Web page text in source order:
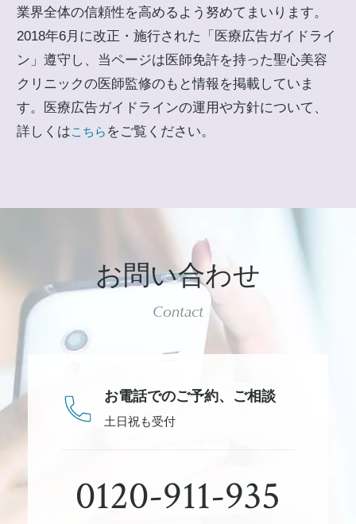
業界全体の信頼性を高めるよう努めてまいります。
2018年6月に改正・施行された「医療広告ガイドライ
ン」遵守し、当ページは医師免許を持った聖心美容
クリニックの医師監修のもと情報を掲載していま
す。医療広告ガイドラインの運用や方針について、
詳しくはこちら をご覧ください。
お問い合わせ
Contact
お電話でのご予約、 ご相談
土日祝も受付
0120-911-935